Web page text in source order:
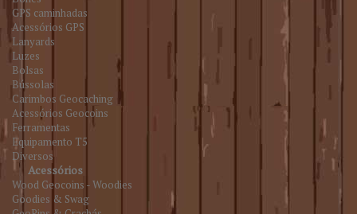
GPS caminhadas
Acessórios GPS
Lanyards
Luzes
Bolsas
Bússolas
Carimbos Geocaching
Acessórios Geocoins
Ferramentas
Equipamento T5
Diversos
Acessórios
Wood Geocoins - Woodies
Goodies & Swag